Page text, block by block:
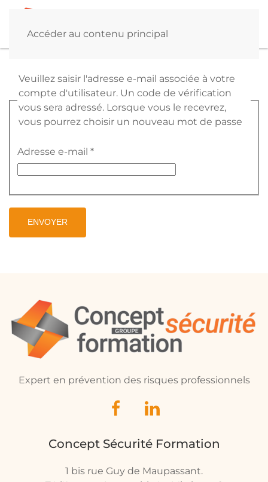
Accéder au contenu principal
Veuillez saisir l'adresse e-mail associée à votre
compte d'utilisateur. Un code de vérification
vous sera adressé. Lorsque vous le recevrez,
vous pourrez choisir un nouveau mot de passe
Adresse e-mail *
ENVOYER
Expert en prévention des risques professionnels
Concept Sécurité Formation
1 bis rue Guy de Maupassant.